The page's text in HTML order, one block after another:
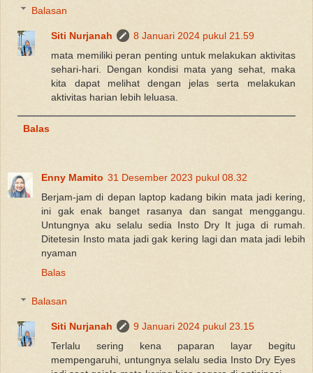
Balasan
Siti Nurjanah
8 Januari 2024 pukul 21.59
mata memiliki peran penting untuk melakukan aktivitas
sehari-hari. Dengan kondisi mata yang sehat, maka
kita dapat melihat dengan jelas serta melakukan
aktivitas harian lebih leluasa.
Balas
Enny Mamito 31 Desember 2023 pukul 08.32
Berjam-jam di depan laptop kadang bikin mata jadi kering,
ini gak enak banget rasanya dan sangat menggangu.
Untungnya aku selalu sedia Insto Dry It juga di rumah.
Ditetesin Insto mata jadi gak kering lagi dan mata jadi lebih
nyaman
Balas
Balasan
Siti Nurjanah
9 Januari 2024 pukul 23.15
Terlalu sering kena paparan layar begitu
mempengaruhi, untungnya selalu sedia Insto Dry Eyes